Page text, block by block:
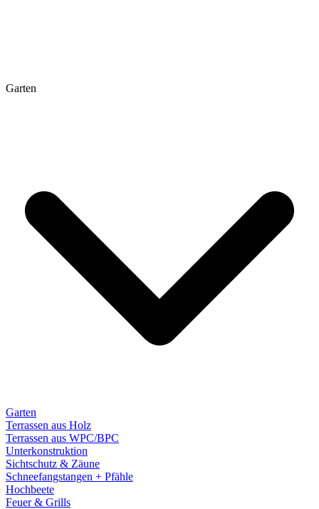
Garten
Garten
Terrassen aus Holz
Terrassen aus WPC/BPC
Unterkonstruktion
Sichtschutz & Zäune
Schneefangstangen + Pfähle
Hochbeete
Feuer & Grills